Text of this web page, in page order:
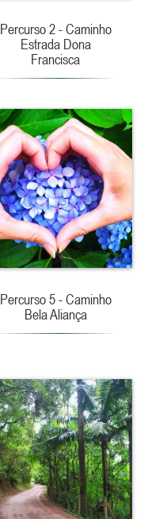
Percurso 2 - Caminho
Estrada Dona
Francisca
Percurso 5 - Caminho
Bela Aliança